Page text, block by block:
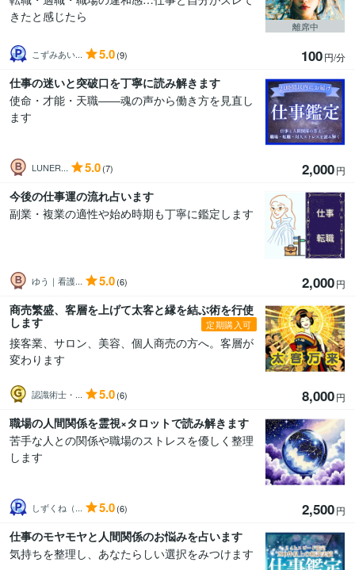
きたと感じたら
こずみあい... 5.0(9) 100円/分
離席中
仕事の迷いと突破口を丁寧に読み解きます
使命・才能・天職――魂の声から働き方を見直し
ます
LUNER... 5.0(7) 2,000円
今後の仕事運の流れ占います
副業・複業の適性や始め時期も丁寧に鑑定します
ゆう｜看護... 5.0(6) 2,000円
商売繁盛、客層を上げて太客と縁を結ぶ術を行使
します
定期購入可
接客業、サロン、美容、個人商売の方へ。客層が
変わります
認識術士・... 5.0(6) 8,000円
職場の人間関係を霊視×タロットで読み解きます
苦手な人との関係や職場のストレスを優しく整理
します
しずくね（... 5.0(6) 2,500円
仕事のモヤモヤと人間関係のお悩みを占います
気持ちを整理し、あなたらしい選択をみつけます